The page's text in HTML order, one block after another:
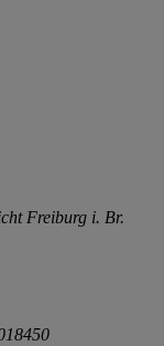
Freiburg i. Br.